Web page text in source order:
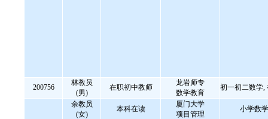
200756
林教员
(男)
在职初中教师
龙岩师专
数学教育
初一初二数学,
余教员
(女)
本科在读
厦门大学
项目管理
小学数